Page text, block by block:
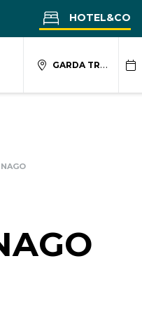
HOTEL&CO
GARDA TRENTINO